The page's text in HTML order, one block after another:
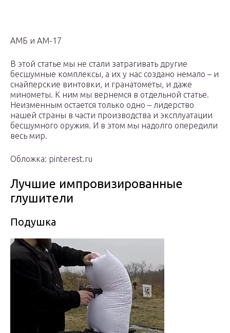
АМБ и АМ-17
В этой статье мы не стали затрагивать другие
бесшумные комплексы, а их у нас создано немало – и
снайперские винтовки, и гранатометы, и даже
минометы. К ним мы вернемся в отдельной статье.
Неизменным остается только одно – лидерство
нашей страны в части производства и эксплуатации
бесшумного оружия. И в этом мы надолго опередили
весь мир.
Обложка: pinterest.ru
Лучшие импровизированные
глушители
Подушка